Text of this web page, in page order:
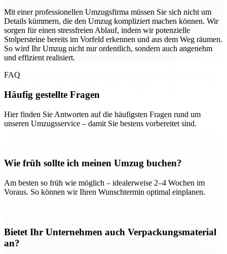
Mit einer professionellen Umzugsfirma müssen Sie sich nicht um
Details kümmern, die den Umzug kompliziert machen können. Wir
sorgen für einen stressfreien Ablauf, indem wir potenzielle
Stolpersteine bereits im Vorfeld erkennen und aus dem Weg räumen.
So wird Ihr Umzug nicht nur ordentlich, sondern auch angenehm
und effizient realisiert.
FAQ
Häufig gestellte Fragen
Hier finden Sie Antworten auf die häufigsten Fragen rund um
unseren Umzugsservice – damit Sie bestens vorbereitet sind.
Wie früh sollte ich meinen Umzug buchen?
Am besten so früh wie möglich – idealerweise 2–4 Wochen im
Voraus. So können wir Ihren Wunschtermin optimal einplanen.
Bietet Ihr Unternehmen auch Verpackungsmaterial
an?